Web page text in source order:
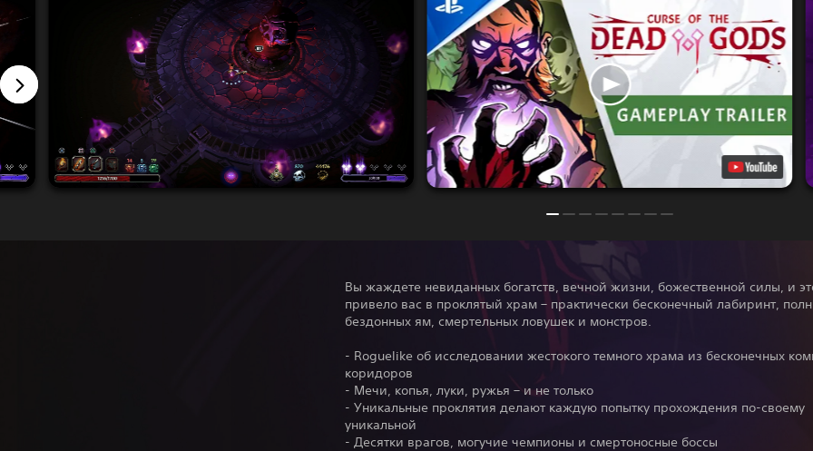
Вы жаждете невиданных богатств, вечной жизни, божественной силы, и
привело вас в проклятый храм – практически бесконечный лабиринт,
бездонных ям, смертельных ловушек и монстров.
- Roguelike об исследовании жестокого темного храма из бесконечных
коридоров
- Мечи, копья, луки, ружья – и не только
- Уникальные проклятия делают каждую попытку прохождения по-своему
уникальной
- Десятки врагов, могучие чемпионы и смертоносные боссы